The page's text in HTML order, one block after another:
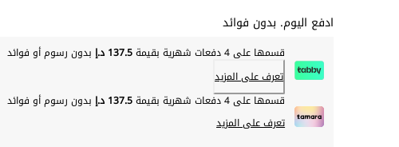
ادفع اليوم. بدون فوائد
قسمها على 4 دفعات شهرية بقيمة 137.5 د.إ
بدون رسوم أو فوائد
تعرف على المزيد
قسمها على 4 دفعات شهرية بقيمة
137.5 د.إ
بدون رسوم أو فوائد
تعرف على المزيد